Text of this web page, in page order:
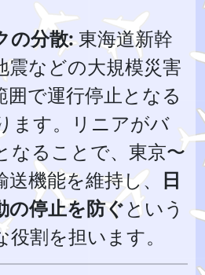
の分散: 東海道新幹
震などの大規模災害
囲で運行停止となる
ます。リニアがバ
なることで、東京〜
機能を維持し、 日
の停止を防ぐという
割を担います。